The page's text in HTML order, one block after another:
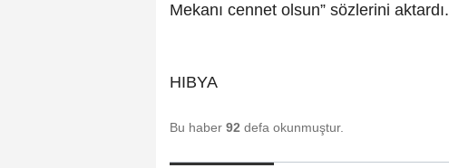
Mekanı cennet olsun” sözlerini aktardı.
HIBYA
Bu haber 92 defa okunmuştur.